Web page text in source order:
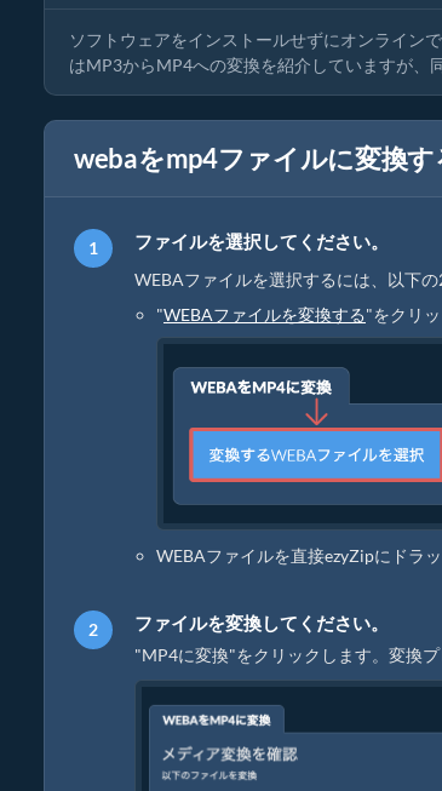
ソフトウェアをインストールせずにオンライン
はMP3からMP4への変換を紹介していますが、
webaをmp4ファイルに変換す
ファイルを選択してください。
WEBAファイルを選択するには、以下の
"WEBAファイルを変換する"をクリ
WEBAファイルを直接ezyZipにドラ
ファイルを変換してください。
"MP4に変換"をクリックします。変換